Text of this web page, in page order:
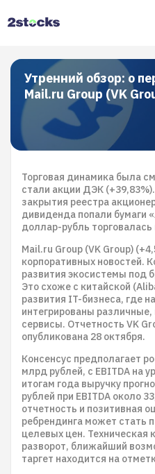
Утренний обзор: о
Mail.ru Group (VK
Торговая динамика была
стали акции ДЭК
закрытия реестра
дивиденда попали бумаги
доллар-рубль
Mail.ru Group (VK Group)
корпоративных новостей.
развития экосистемы под
Это схоже с китайской
развития IT-бизнеса, где
интегрированы
сервисы. Отчетность VK
опубликована 28 октября.
Консенсус предполагает
млрд рублей, с EBITDA на
итогам года выручку
рублей при EBITDA около
отчетность и позитивная
ребрендинга может стать
целевых цен. Техническая
разворот, ближайший
таргет находится на